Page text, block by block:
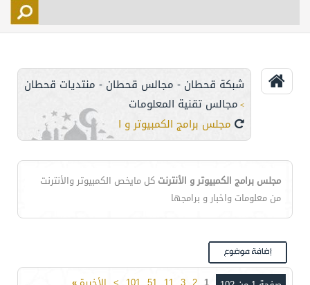
التحكم
شبكة قحطان - مجالس قحطان - منتديات قحطان
> مجالس تقنية المعلومات
مجلس برامج الكمبيوتر و الأنترنت
مجلس برامج الكمبيوتر و الأنترنت كل مايخص الكمبيوتر والأنترنت
من معلومات واخبار و برامجها